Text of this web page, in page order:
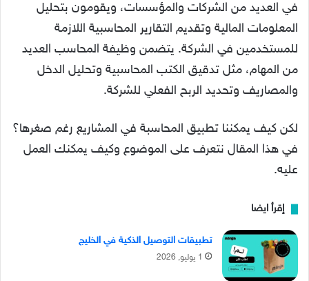
في العديد من الشركات والمؤسسات، ويقومون بتحليل
المعلومات المالية وتقديم التقارير المحاسبية اللازمة
للمستخدمين في الشركة. يتضمن وظيفة المحاسب العديد
من المهام، مثل تدقيق الكتب المحاسبية وتحليل الدخل
والمصاريف وتحديد الربح الفعلي للشركة.
لكن كيف يمكننا تطبيق المحاسبة في المشاريع رغم صغرها؟
في هذا المقال نتعرف على الموضوع وكيف يمكنك العمل
عليه.
إقرأ ايضا
تطبيقات التوصيل الذكية في الخليج
1 يوليو, 2026